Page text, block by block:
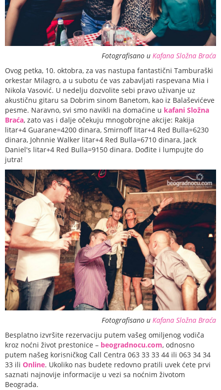
Fotografisano u Kafana Složna Braća
Ovog petka, 10. oktobra, za vas nastupa fantastični Tamburaški
orkestar Milagro, a u subotu će vas zabavljati raspevana Mia i
Nikola Vasović. U nedelju dozvolite sebi pravo uživanje uz
akustičnu gitaru sa Dobrim sinom Banetom, kao iz Balaševićeve
pesme. Naravno, svi smo navikli na domaćine u kafani Složna
Braća, zato vas i dalje očekuju mnogobrojne akcije: Rakija
litar+4 Guarane=4200 dinara, Smirnoff litar+4 Red Bulla=6230
dinara, Johnnie Walker litar+4 Red Bulla=6710 dinara, Jack
Daniel's litar+4 Red Bulla=9150 dinara. Dođite i lumpujte do
jutra!
Fotografisano u Kafana Složna Braća
Besplatno izvršite rezervaciju putem vašeg omiljenog vodiča
kroz noćni život prestonice – beogradnocu.com, odnosno
putem našeg korisničkog Call Centra 063 33 33 44 ili 063 34 34
33 ili Online. Ukoliko nas budete redovno pratili uvek ćete prvi
saznati najnovije informacije u vezi sa noćnim životom
Beograda.